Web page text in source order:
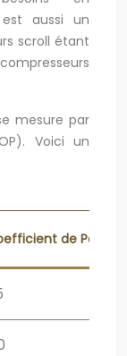
aussi un
scroll étant
mesure par
Voici un
de